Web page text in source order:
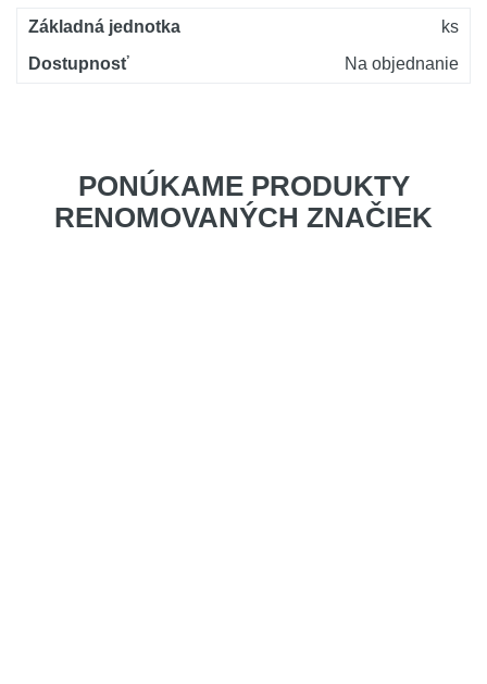
Základná jednotka
ks
Dostupnosť
Na objednanie
PONÚKAME PRODUKTY
RENOMOVANÝCH ZNAČIEK